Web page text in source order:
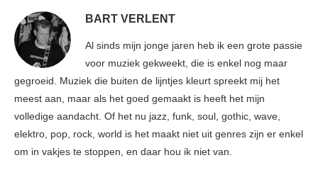
BART VERLENT
Al sinds mijn jonge jaren heb ik een grote passie
voor muziek gekweekt, die is enkel nog maar
gegroeid. Muziek die buiten de lijntjes kleurt spreekt mij het
meest aan, maar als het goed gemaakt is heeft het mijn
volledige aandacht. Of het nu jazz, funk, soul, gothic, wave,
elektro, pop, rock, world is het maakt niet uit genres zijn er enkel
om in vakjes te stoppen, en daar hou ik niet van.